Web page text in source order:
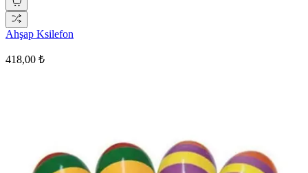
Ahşap Ksilefon
418,00 ₺